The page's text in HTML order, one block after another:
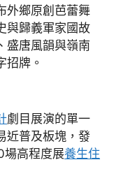
外鄉原創芭蕾舞
與歸義軍家國故
、盛唐風韻與嶺南
招牌。
劇目展演的單一
近普及板塊，發
場高程度展養生住